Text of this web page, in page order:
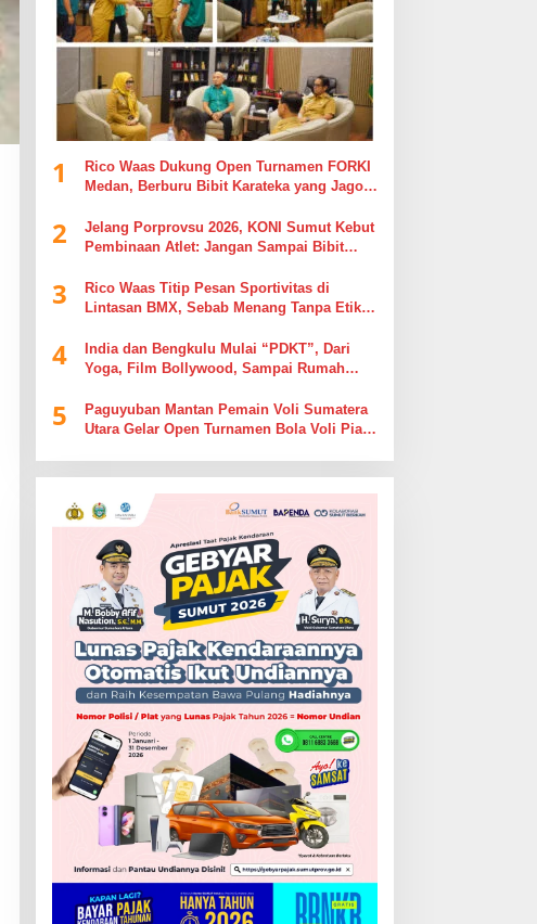
1
Rico Waas Dukung Open Turnamen FORKI
Medan, Berburu Bibit Karateka yang Jago
Komentar
2
Jelang Porprovsu 2026, KONI Sumut Kebut
Pembinaan Atlet: Jangan Sampai Bibit
3
Rico Waas Titip Pesan Sportivitas di
Lintasan BMX, Sebab Menang Tanpa Etika
4
India dan Bengkulu Mulai “PDKT”, Dari
Yoga, Film Bollywood, Sampai Rumah
5
Paguyuban Mantan Pemain Voli Sumatera
Utara Gelar Open Turnamen Bola Voli Piala